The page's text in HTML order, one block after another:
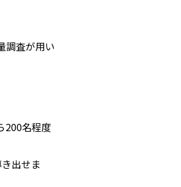
調査が用い
200名程度
出せま